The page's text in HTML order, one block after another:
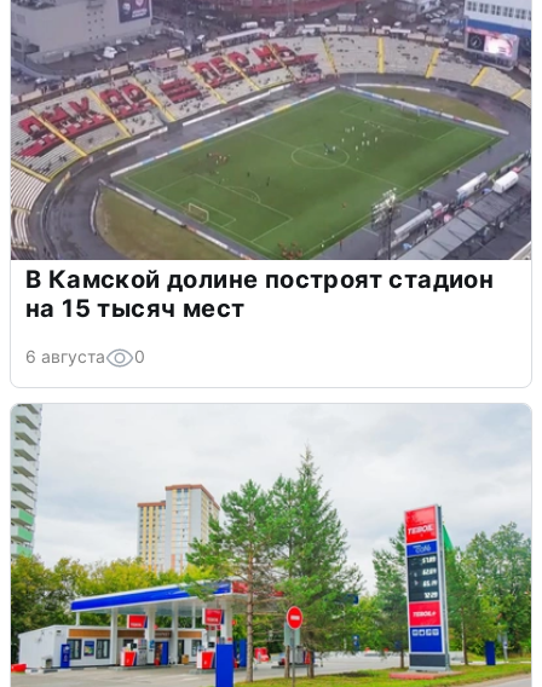
В Камской долине построят стадион
на 15 тысяч мест
6 августа 0